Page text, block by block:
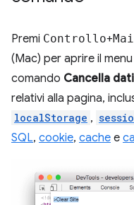
Premi Controllo+
(Mac) per aprire il
comando Cancella
relativi alla pagina,
localStorage ,
SQL, cookie, cache e